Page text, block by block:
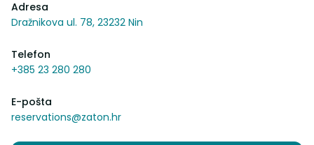
Adresa
Dražnikova ul. 78, 23232 Nin
Telefon
+385 23 280 280
E-pošta
reservations@zaton.hr